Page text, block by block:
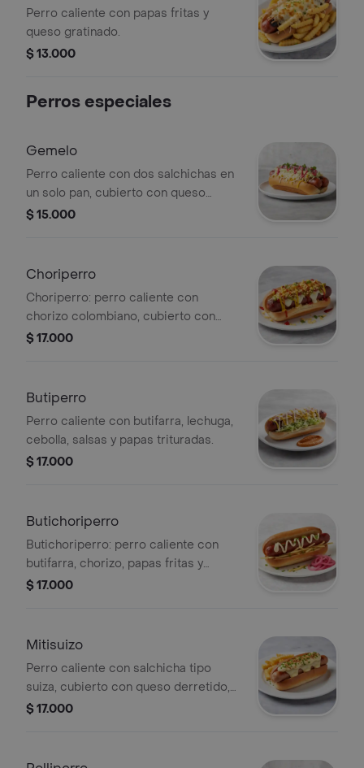
Perro caliente con papas fritas y
queso gratinado.
$ 13.000
Perros especiales
Gemelo
Perro caliente con dos salchichas en
un solo pan, cubierto con queso
rallado, cebolla, guacamole y salsa
$ 15.000
Choriperro
Choriperro: perro caliente con
chorizo colombiano, cubierto con
salsas de mostaza y tomate, queso
$ 17.000
Butiperro
Perro caliente con butifarra, lechuga,
cebolla, salsas y papas trituradas.
$ 17.000
Butichoriperro
Butichoriperro: perro caliente con
butifarra, chorizo, papas fritas y
mayonesa.
$ 17.000
Mitisuizo
Perro caliente con salchicha tipo
suiza, cubierto con queso derretido,
cebollín y papas fritas como
$ 17.000